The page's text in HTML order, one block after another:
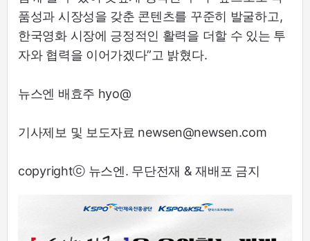
품성과 시장성을 갖춘 콘텐츠를 꾸준히 발굴하고,
한국영화 시장에 긍정적인 활력을 더할 수 있는 투
자와 협력을 이어가겠다”고 밝혔다.
뉴스엔 배효주 hyo@
기사제보 및 보도자료 newsen@newsen.com
copyrightⓒ 뉴스엔. 무단전재 & 재배포 금지